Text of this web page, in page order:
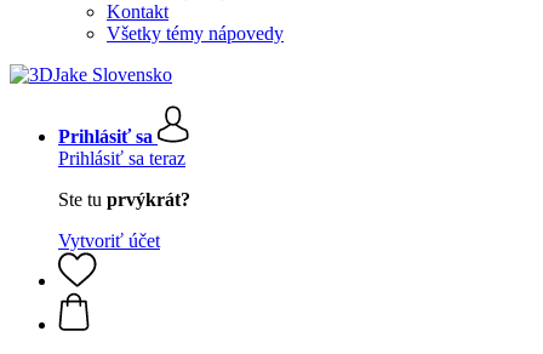
Kontakt
Všetky témy nápovedy
Prihlásiť sa
Prihlásiť sa teraz
Ste tu prvýkrát?
Vytvoriť účet